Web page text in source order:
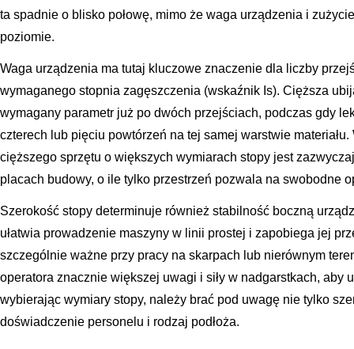
ta spadnie o blisko połowę, mimo że waga urządzenia i
poziomie.
Waga urządzenia ma tutaj kluczowe znaczenie dla liczby
wymaganego stopnia zagęszczenia (wskaźnik Is). Cięższa
wymagany parametr już po dwóch przejściach, podczas gdy
czterech lub pięciu powtórzeń na tej samej warstwie
cięższego sprzętu o większych wymiarach stopy jest
placach budowy, o ile tylko przestrzeń pozwala na swobodne
Szerokość stopy determinuje również stabilność boczną
ułatwia prowadzenie maszyny w linii prostej i zapobiega jej
szczególnie ważne przy pracy na skarpach lub nierównym
operatora znacznie większej uwagi i siły w nadgarstkach, aby
wybierając wymiary stopy, należy brać pod uwagę nie tylko
doświadczenie personelu i rodzaj podłoża.